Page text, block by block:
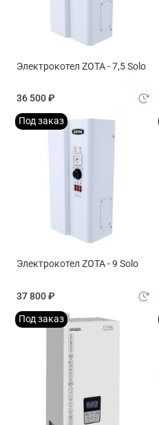
Электрокотел ZOTA - 7,5 Solo
36 500 ₽
Под заказ
Электрокотел ZOTA - 9 Solo
37 800 ₽
Под заказ